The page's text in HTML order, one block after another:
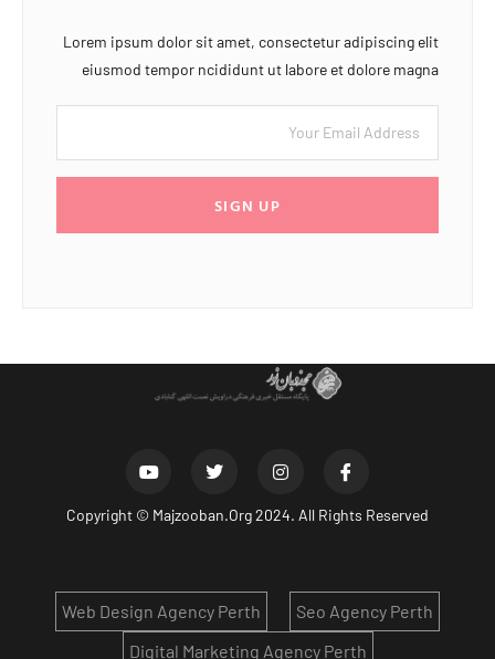
Lorem ipsum dolor sit amet, consectetur adipiscing elit
eiusmod tempor ncididunt ut labore et dolore magna
SIGN UP
Copyright © Majzooban.Org2024. All Rights Reserved
Seo Agency Perth
Web Design Agency Perth
Digital Marketing Agency Perth